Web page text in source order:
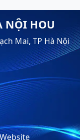
NỘI HOU
Mai, TP Hà Nội